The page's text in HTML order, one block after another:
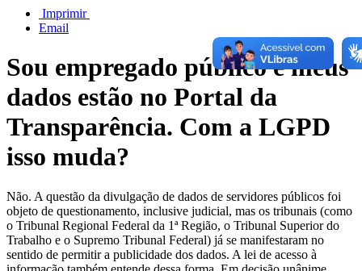
Imprimir
Email
Sou empregado público e meus
dados estão no Portal da
Transparência. Com a LGPD
isso muda?
Não. A questão da divulgação de dados de servidores públicos foi
objeto de questionamento, inclusive judicial, mas os tribunais (como
o Tribunal Regional Federal da 1ª Região, o Tribunal Superior do
Trabalho e o Supremo Tribunal Federal) já se manifestaram no
sentido de permitir a publicidade dos dados. A lei de acesso à